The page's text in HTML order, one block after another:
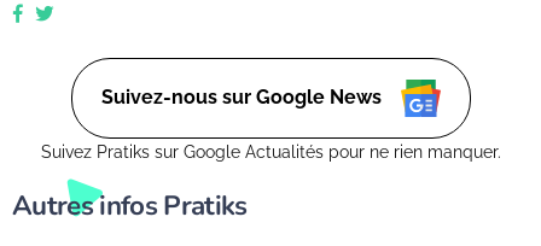
Que vous soyez novice ou expert, ensemble, nous
tous les jours. (Retrouvez moi aussi sur Ctendance.fr)
Suivez-nous sur Google News
Suivez Pratiks sur Google Actualités pour ne rien manquer.
Autres infos Pratiks